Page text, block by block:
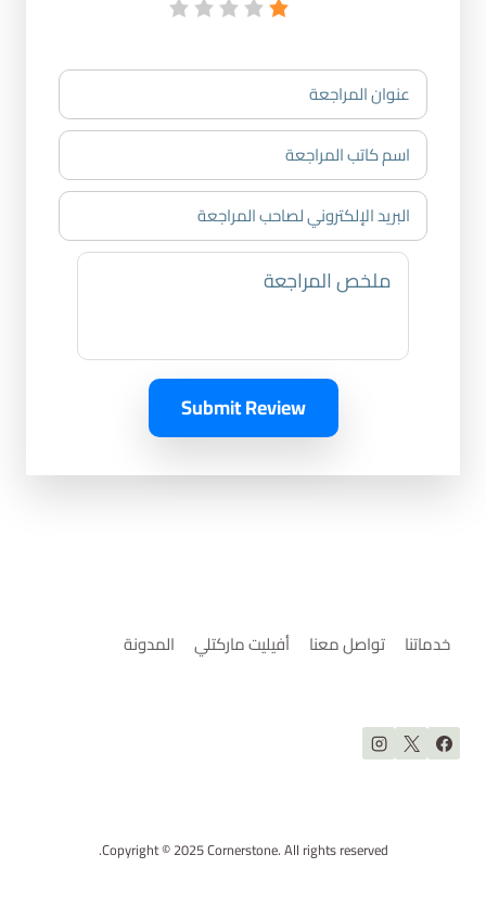
Submit Review
خدماتنا تواصل معنا أفيليت ماركتلي المدونة
Copyright © 2025 Cornerstone. All rights reserved.